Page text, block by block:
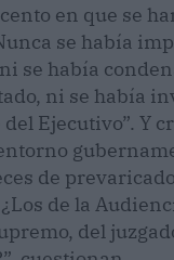
en que se
se había
se había
ni se había
del Ejecutivo”. Y
de
de la
del